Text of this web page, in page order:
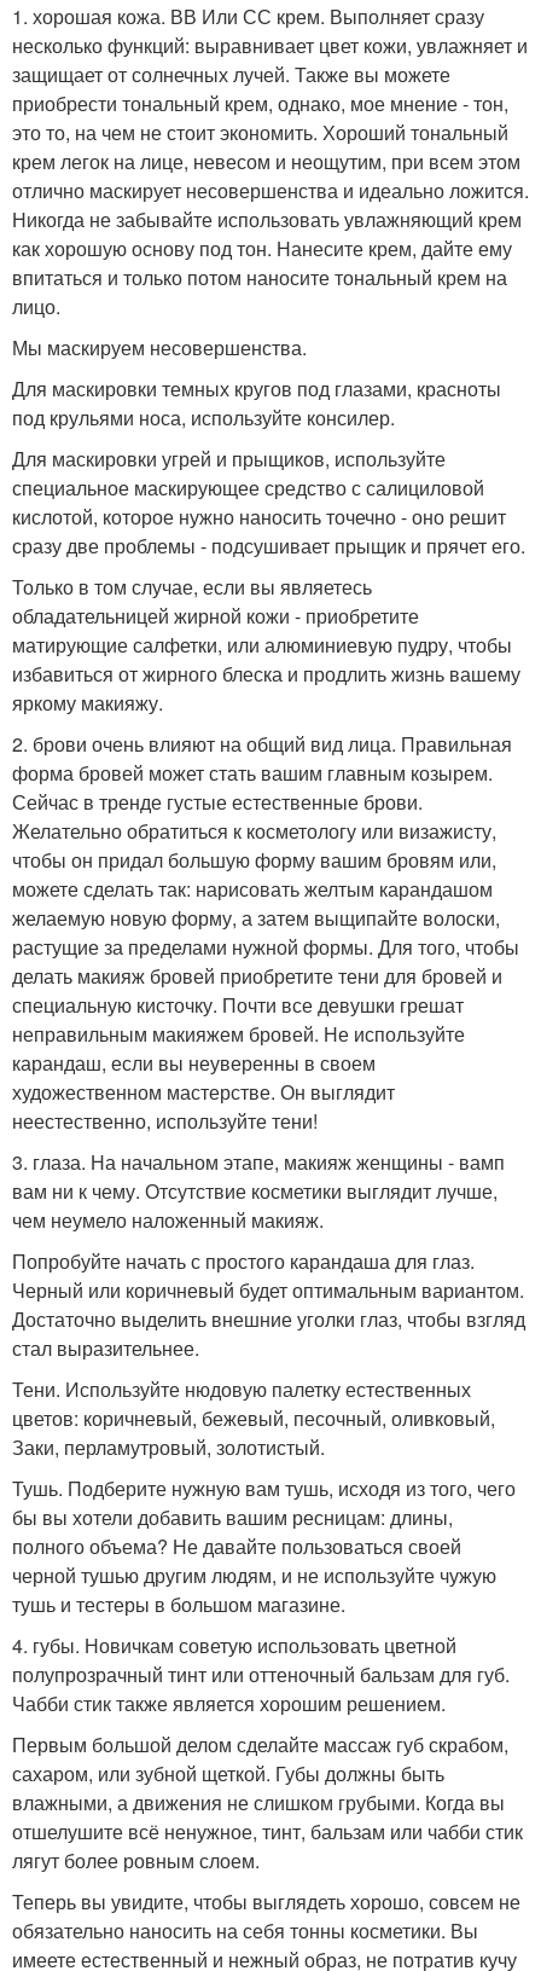
1. хорошая кожа. ВВ Или СС крем. Выполняет сразу
несколько функций: выравнивает цвет кожи, увлажняет и
защищает от солнечных лучей. Также вы можете
приобрести тональный крем, однако, мое мнение - тон,
это то, на чем не стоит экономить. Хороший тональный
крем легок на лице, невесом и неощутим, при всем этом
отлично маскирует несовершенства и идеально ложится.
Никогда не забывайте использовать увлажняющий крем
как хорошую основу под тон. Нанесите крем, дайте ему
впитаться и только потом наносите тональный крем на
лицо.
Мы маскируем несовершенства.
Для маскировки темных кругов под глазами, красноты
под крульями носа, используйте консилер.
Для маскировки угрей и прыщиков, используйте
специальное маскирующее средство с салициловой
кислотой, которое нужно наносить точечно - оно решит
сразу две проблемы - подсушивает прыщик и прячет его.
Только в том случае, если вы являетесь
обладательницей жирной кожи - приобретите
матирующие салфетки, или алюминиевую пудру, чтобы
избавиться от жирного блеска и продлить жизнь вашему
яркому макияжу.
2. брови очень влияют на общий вид лица. Правильная
форма бровей может стать вашим главным козырем.
Сейчас в тренде густые естественные брови.
Желательно обратиться к косметологу или визажисту,
чтобы он придал большую форму вашим бровям или,
можете сделать так: нарисовать желтым карандашом
желаемую новую форму, а затем выщипайте волоски,
растущие за пределами нужной формы. Для того, чтобы
делать макияж бровей приобретите тени для бровей и
специальную кисточку. Почти все девушки грешат
неправильным макияжем бровей. Не используйте
карандаш, если вы неуверенны в своем
художественном мастерстве. Он выглядит
неестественно, используйте тени!
3. глаза. На начальном этапе, макияж женщины - вамп
вам ни к чему. Отсутствие косметики выглядит лучше,
чем неумело наложенный макияж.
Попробуйте начать с простого карандаша для глаз.
Черный или коричневый будет оптимальным вариантом.
Достаточно выделить внешние уголки глаз, чтобы взгляд
стал выразительнее.
Тени. Используйте нюдовую палетку естественных
цветов: коричневый, бежевый, песочный, оливковый,
Заки, перламутровый, золотистый.
Тушь. Подберите нужную вам тушь, исходя из того, чего
бы вы хотели добавить вашим ресницам: длины,
полного объема? Не давайте пользоваться своей
черной тушью другим людям, и не используйте чужую
тушь и тестеры в большом магазине.
4. губы. Новичкам советую использовать цветной
полупрозрачный тинт или оттеночный бальзам для губ.
Чабби стик также является хорошим решением.
Первым большой делом сделайте массаж губ скрабом,
сахаром, или зубной щеткой. Губы должны быть
влажными, а движения не слишком грубыми. Когда вы
отшелушите всё ненужное, тинт, бальзам или чабби стик
лягут более ровным слоем.
Теперь вы увидите, чтобы выглядеть хорошо, совсем не
обязательно наносить на себя тонны косметики. Вы
имеете естественный и нежный образ, не потратив кучу